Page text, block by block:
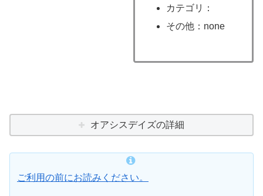
カテゴリ：
その他：none
オアシスデイズの詳細
ご利用の前にお読みください。